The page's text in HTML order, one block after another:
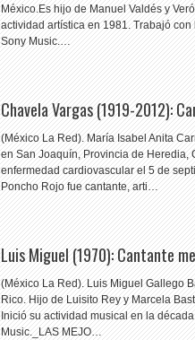
México.Es hijo de Manuel Valdés y
actividad artística en 1981. Trabajó
Sony Music.…
Chavela Vargas (1919-2012):
(México La Red). María Isabel Anita
en San Joaquín, Provincia de Heredia,
enfermedad cardiovascular el 5 de
Poncho Rojo fue cantante, arti…
Luis Miguel (1970): Cantante
(México La Red). Luis Miguel Gallego
Rico. Hijo de Luisito Rey y Marcela
Inició su actividad musical en la
Music._LAS MEJO…